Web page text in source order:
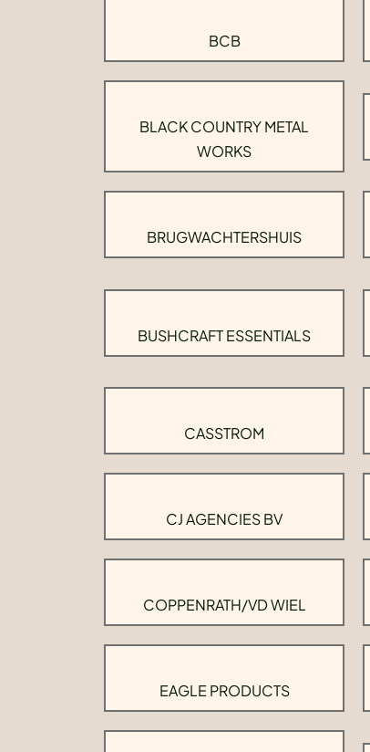
BCB
BLACK COUNTRY METAL
WORKS
BRUGWACHTERSHUIS
BUSHCRAFT ESSENTIALS
CASSTROM
CJ AGENCIES BV
COPPENRATH/VD WIEL
EAGLE PRODUCTS